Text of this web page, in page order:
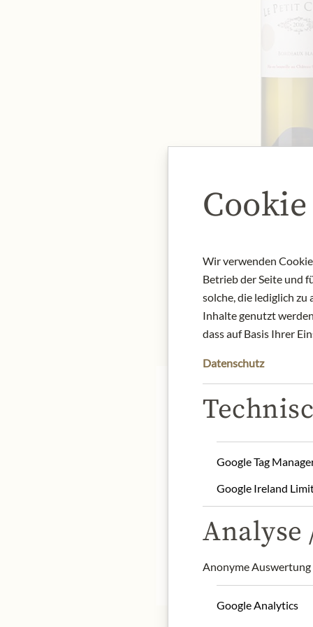
Château Cheval Blanc
sought-after in the
quantities.
Origin: France /
Alcohol content: 14.5%
Contact: Château
* Wir bitten um
Wir verwenden
Betrieb der Seite und
solche, die lediglich
Inhalte genutzt
dass auf Basis Ihrer
Datenschutz
Google Tag
Google Ireland
Analyse
Anonyme
Google Analytics